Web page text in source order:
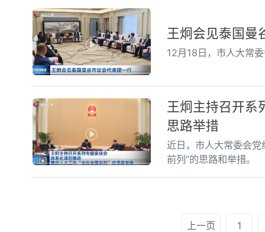
王炯会见泰国曼
12月18日，市人大常
王炯主持召开系
思路举措
近日，市人大常委会
前列”的思路和举措。
上一页 1